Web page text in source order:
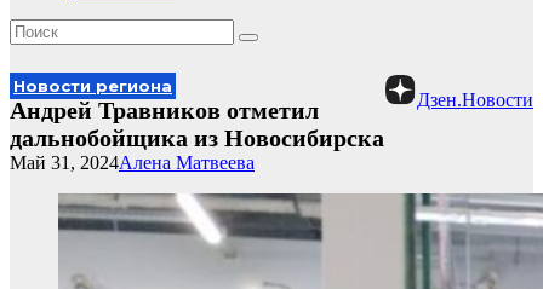
Дзен.Новости
Новости региона
Андрей Травников отметил
дальнобойщика из Новосибирска
Алена Матвеева
Май 31, 2024